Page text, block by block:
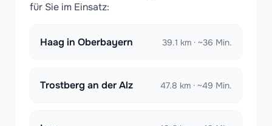
für Sie im Einsatz:
Haag in Oberbayern 39.1 km · ~36 Min.
Trostberg an der Alz 47.8 km · ~49 Min.